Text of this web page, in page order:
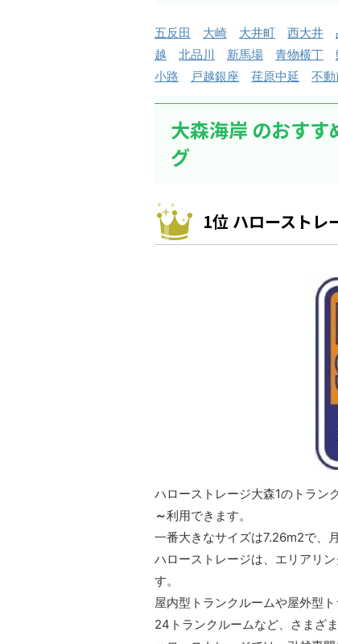
五反田 大崎 大井町 西大井
越
北品川 新馬場 青物横丁
小路
戸越銀座 荏原中延 不
大森海岸 のおす
グ
1位 ハローストレ
ハローストレージ大森1のトラン
～利用できます。
一番大きなサイズは7.26m2で、
ハローストレージは、エリアリ
す。
屋内型トランクルームや屋外型
24トランクルームなど、さまざ